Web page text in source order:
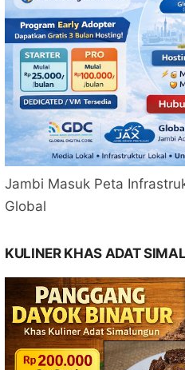
Jambi Masuk Peta
Global
KULINER KHAS ADAT